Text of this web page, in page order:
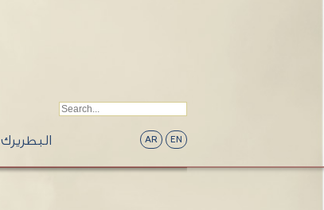
البطريرك AR EN